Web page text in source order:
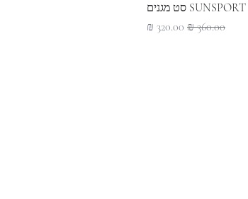
SUNSPORT סט מגנים
מחיר רגיל מחיר מבצע